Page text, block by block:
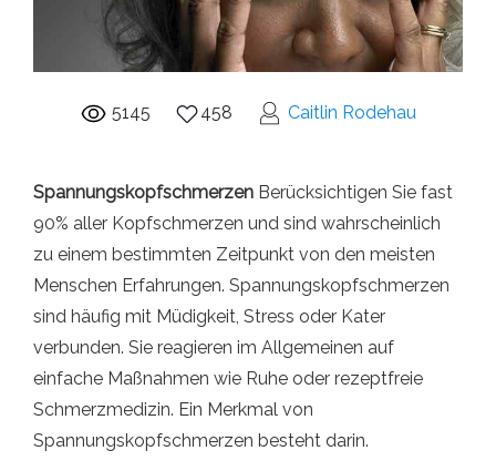
5145 458 Caitlin Rodehau
Spannungskopfschmerzen Berücksichtigen Sie fast
90% aller Kopfschmerzen und sind wahrscheinlich
zu einem bestimmten Zeitpunkt von den meisten
Menschen Erfahrungen. Spannungskopfschmerzen
sind häufig mit Müdigkeit, Stress oder Kater
verbunden. Sie reagieren im Allgemeinen auf
einfache Maßnahmen wie Ruhe oder rezeptfreie
Schmerzmedizin. Ein Merkmal von
Spannungskopfschmerzen besteht darin.